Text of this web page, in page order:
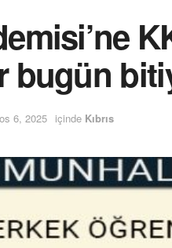
bugün
6, 2025 içinde Kıbrıs